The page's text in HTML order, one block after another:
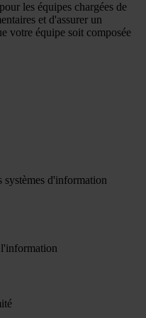
les équipes chargées de
et d'assurer un
votre équipe soit composée
systèmes d'information
l'information